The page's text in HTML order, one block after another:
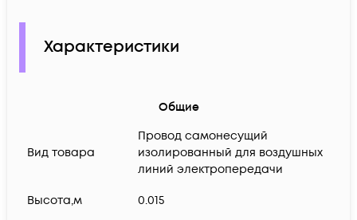
Характеристики
Общие
Вид товара
Провод самонесущий
изолированный для воздушных
линий электропередачи
Высота,м 0.015